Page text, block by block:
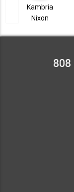
Kambria
Nixon